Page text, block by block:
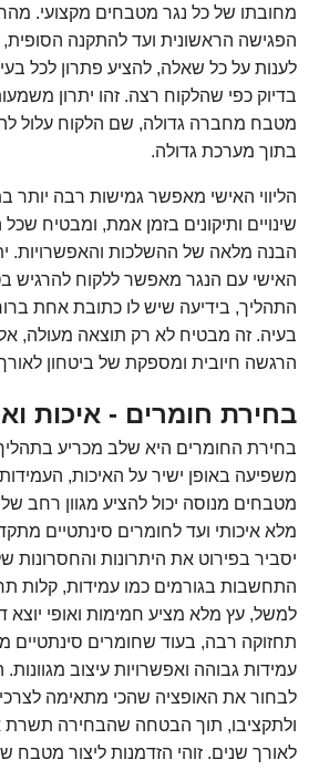
מחובתו של כל נגר מטבחים מקצועי.
הפגישה הראשונית ועד להתקנה
לענות על כל שאלה, להציע פתרון לכל
בדיוק כפי שהלקוח רצה. זהו יתרון
מטבח מחברה גדולה, שם הלקוח עלול
בתוך מערכת גדולה.
הליווי האישי מאפשר גמישות רבה יותר
שינויים ותיקונים בזמן אמת, ומבטיח
הבנה מלאה של ההשלכות והאפשרויות.
האישי עם הנגר מאפשר ללקוח להרגיש
התהליך, בידיעה שיש לו כתובת אחת
בעיה. זה מבטיח לא רק תוצאה מעולה,
הרגשה חיובית ומספקת של ביטחון
בחירת חומרים - איכות
בחירת החומרים היא שלב מכריע
משפיעה באופן ישיר על האיכות,
מטבחים מנוסה יכול להציע מגוון רחב
מלא איכותי ועד לחומרים סינתטיים
יסביר בפירוט את היתרונות והחסרונות
התחשבות בגורמים כמו עמידות, קלות
למשל, עץ מלא מציע חמימות ואופי יוצא
תחזוקה רבה, בעוד שחומרים סינתטיים
עמידות גבוהה ואפשרויות עיצוב מגוונות.
לבחור את האופציה שהכי מתאימה לצרכיו,
ולתקציבו, תוך הבטחה שהבחירה
לאורך שנים. זוהי הזדמנות ליצור מטבח